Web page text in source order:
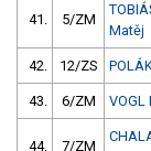
41. 5/ZM
Matěj
42. 12/ZS
43. 6/ZM VOGL
44. 7/ZM